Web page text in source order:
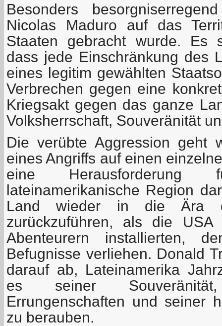
Besonders
Nicolas Maduro auf das
Staaten gebracht wurde. Es
dass jede Einschränkung des
eines legitim gewählten
Verbrechen gegen eine
Kriegsakt gegen das ganze
Volksherrschaft, Souveränität
Die verübte Aggression geht
eines Angriffs auf einen
eine
lateinamerikanische Region
Land wieder in die Ära
zurückzuführen, als die USA
Abenteurern installierten,
Befugnisse verliehen. Donald
darauf ab, Lateinamerika
es seiner
Errungenschaften und seiner
zu berauben.